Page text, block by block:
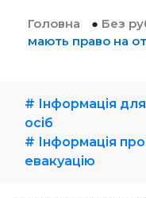
Головна ● Без
мають право на
# Інформація
осіб
# Інформація
евакуацію